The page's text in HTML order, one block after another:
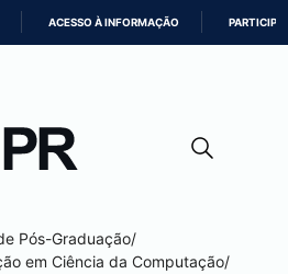
CONTEÚDO
ACESSO À INFORMAÇÃO PARTICIPE
Pós-Graduação/
em Ciência da Computação/